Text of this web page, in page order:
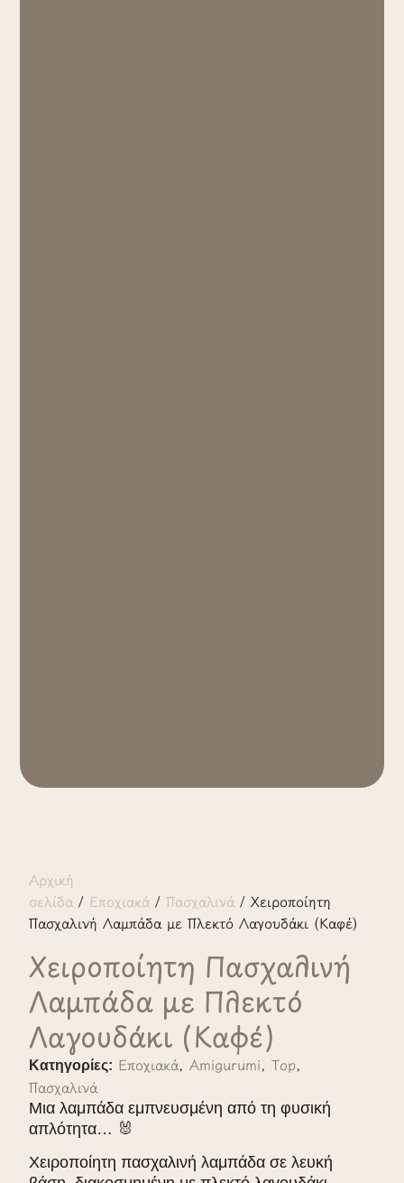
Αρχική
σελίδα/ Εποχιακά/Πασχαλινά/ Χειροποίητη
Πασχαλινή Λαμπάδα με Πλεκτό Λαγουδάκι (Καφέ)
Χειροποίητη Πασχαλινή
Λαμπάδα με Πλεκτό
Λαγουδάκι (Καφέ)
Κατηγορίες: Εποχιακά,Amigurumi,Top,
Πασχαλινά
Μια λαμπάδα εμπνευσμένη από τη φυσική
απλότητα… 🐰
Χειροποίητη πασχαλινή λαμπάδα σε λευκή